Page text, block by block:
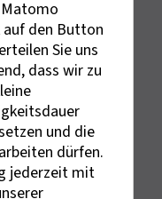
Matomo
auf den Button
Sie uns
dass wir zu
und die
dürfen.
jederzeit mit